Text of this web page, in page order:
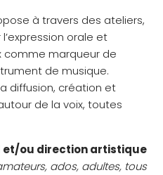
à travers des ateliers,
orale et
comme marqueur de
de musique.
diffusion, création et
de la voix, toutes
ou direction artistique
ados, adultes, tous